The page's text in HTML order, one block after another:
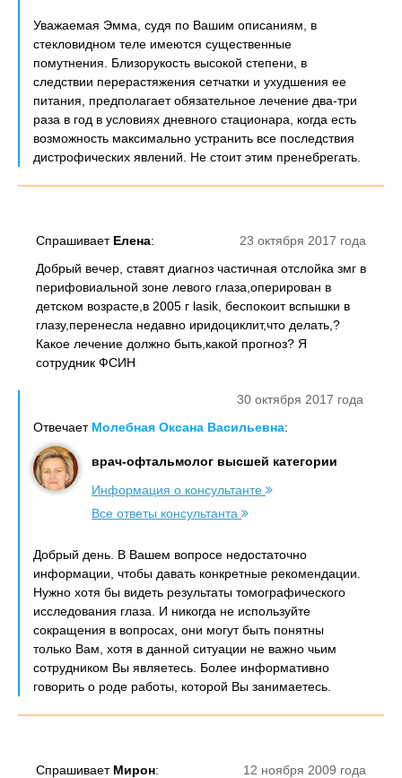
Уважаемая Эмма, судя по Вашим описаниям, в
стекловидном теле имеются существенные
помутнения. Близорукость высокой степени, в
следствии перерастяжения сетчатки и ухудшения ее
питания, предполагает обязательное лечение два-три
раза в год в условиях дневного стационара, когда есть
возможность максимально устранить все последствия
дистрофических явлений. Не стоит этим пренебрегать.
23 октября 2017 года
Спрашивает Елена:
Добрый вечер, ставят диагноз частичная отслойка змг в
перифовиальной зоне левого глаза,оперирован в
детском возрасте,в 2005 г lasik, беспокоит вспышки в
глазу,перенесла недавно иридоциклит,что делать,?
Какое лечение должно быть,какой прогноз? Я
сотрудник ФСИН
30 октября 2017 года
Отвечает Молебная Оксана Васильевна:
врач-офтальмолог высшей категории
Информация о консультанте
Все ответы консультанта
Добрый день. В Вашем вопросе недостаточно
информации, чтобы давать конкретные рекомендации.
Нужно хотя бы видеть результаты томографического
исследования глаза. И никогда не используйте
сокращения в вопросах, они могут быть понятны
только Вам, хотя в данной ситуации не важно чьим
сотрудником Вы являетесь. Более информативно
говорить о роде работы, которой Вы занимаетесь.
12 ноября 2009 года
Спрашивает Мирон: